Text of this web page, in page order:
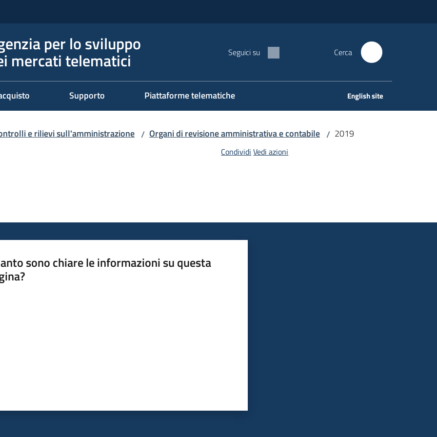
per lo sviluppo
mercati telematici Seguici su Cerca
Supporto Piattaforme telematiche English site
e rilievi sull'amministrazione / Organi di revisione amministrativa e contabile / 2019
Condividi Vedi azioni
sono chiare le informazioni su questa